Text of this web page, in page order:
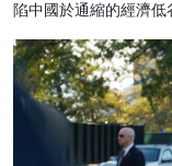
陷中國於通縮的經濟低